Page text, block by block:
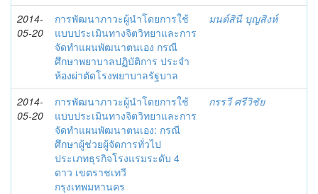
2014-
05-20
การพัฒนาภาวะผู้นำโดยการใช้
แบบประเมินทางจิตวิทยาและการ
จัดทำแผนพัฒนาตนเอง กรณี
ศึกษาพยาบาลปฏิบัติการ ประจำ
ห้องผ่าตัดโรงพยาบาลรัฐบาล
มนต์สินี บุญสิงห์
2014-
05-20
การพัฒนาภาวะผู้นำโดยการใช้
แบบประเมินทางจิตวิทยาและการ
จัดทำแผนพัฒนาตนเอง: กรณี
ศึกษาผู้ช่วยผู้จัดการทั่วไป
ประเภทธุรกิจโรงแรมระดับ 4
ดาว เขตราชเทวี
กรุงเทพมหานคร
กรรวี ศรีวิชัย